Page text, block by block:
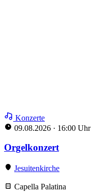
Konzerte
09.08.2026 · 16:00 Uhr
Orgelkonzert
Jesuitenkirche
Capella Palatina